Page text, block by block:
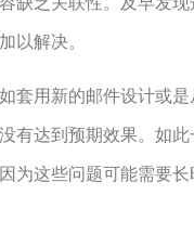
以解决。
套用新的邮件设计或
有达到预期效果。如
为这些问题可能需要长